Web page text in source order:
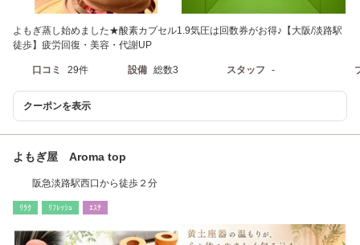
よもぎ蒸し始めました★酸素カプセル1.9気圧は回数券がお得♪【大阪/淡路駅
徒歩】疲労回復・美容・代謝UP
口コミ 29件 設備 総数3 スタッフ -
クーポンを表示
よもぎ屋 Aroma top
阪急淡路駅西口から徒歩２分
ﾘﾗｸ ﾘﾌﾚｯｼｭ ｴｽﾃ